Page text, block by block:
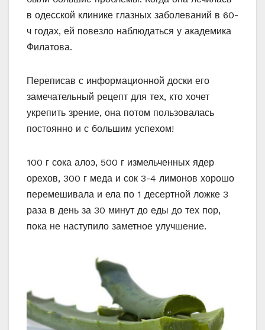
в одесской клинике глазных заболеваний в 60-
ч годах, ей повезло наблюдаться у академика
Филатова.
Переписав с информационной доски его
замечательный рецепт для тех, кто хочет
укрепить зрение, она потом пользовалась
постоянно и с большим успехом!
100 г сока алоэ, 500 г измельченных ядер
орехов, 300 г меда и сок 3-4 лимонов хорошо
перемешивала и ела по 1 десертной ложке 3
раза в день за 30 минут до еды до тех пор,
пока не наступило заметное улучшение.